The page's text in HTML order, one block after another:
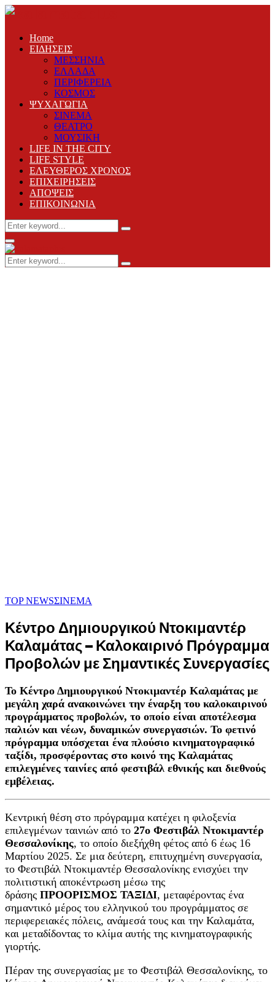
Home
ΕΙΔΗΣΕΙΣ
ΜΕΣΣΗΝΙΑ
ΕΛΛΑΔΑ
ΠΕΡΙΦΕΡΕΙΑ
ΚΟΣΜΟΣ
ΨΥΧΑΓΩΓΙΑ
ΣΙΝΕΜΑ
ΘΕΑΤΡΟ
ΜΟΥΣΙΚΗ
LIFE IN THE CITY
LIFE STYLE
ΕΛΕΥΘΕΡΟΣ ΧΡΟΝΟΣ
ΕΠΙΧΕΙΡΗΣΕΙΣ
ΑΠΟΨΕΙΣ
ΕΠΙΚΟΙΝΩΝΙΑ
Search
for:
Search
Primary
Menu
Search
for:
Search
TOP NEWSΣΙΝΕΜΑ
Κέντρο Δημιουργικού Ντοκιμαντέρ
Καλαμάτας – Καλοκαιρινό Πρόγραμμα
Προβολών με Σημαντικές Συνεργασίες
Το Κέντρο Δημιουργικού Ντοκιμαντέρ Καλαμάτας με
μεγάλη χαρά ανακοινώνει την έναρξη του καλοκαιρινού
προγράμματος προβολών, το οποίο είναι αποτέλεσμα
παλιών και νέων, δυναμικών συνεργασιών. Το φετινό
πρόγραμμα υπόσχεται ένα πλούσιο κινηματογραφικό
ταξίδι, προσφέροντας στο κοινό της Καλαμάτας
επιλεγμένες ταινίες από φεστιβάλ εθνικής και διεθνούς
εμβέλειας.
Κεντρική θέση στο πρόγραμμα κατέχει η φιλοξενία
επιλεγμένων ταινιών από το 27ο Φεστιβάλ Ντοκιμαντέρ
Θεσσαλονίκης, το οποίο διεξήχθη φέτος από 6 έως 16
Μαρτίου 2025. Σε μια δεύτερη, επιτυχημένη συνεργασία,
το Φεστιβάλ Ντοκιμαντέρ Θεσσαλονίκης ενισχύει την
πολιτιστική αποκέντρωση μέσω της
δράσης ΠΡΟΟΡΙΣΜΟΣ ΤΑΞΙΔΙ, μεταφέροντας ένα
σημαντικό μέρος του ελληνικού του προγράμματος σε
περιφερειακές πόλεις, ανάμεσά τους και την Καλαμάτα,
και μεταδίδοντας το κλίμα αυτής της κινηματογραφικής
γιορτής.
Πέραν της συνεργασίας με το Φεστιβάλ Θεσσαλονίκης, το